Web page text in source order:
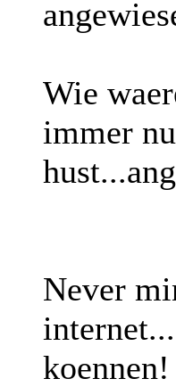
Wie
immer
Never
koennen!